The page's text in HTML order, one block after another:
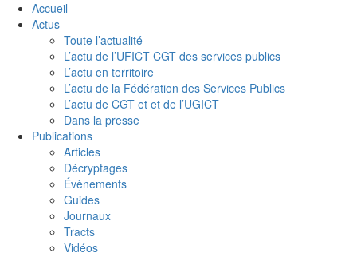
Accueil
Actus
Toute l’actualité
L’actu de l’UFICT CGT des services publics
L’actu en territoire
L’actu de la Fédération des Services Publics
L’actu de CGT et et de l’UGICT
Dans la presse
Publications
Articles
Décryptages
Évènements
Guides
Journaux
Tracts
Vidéos